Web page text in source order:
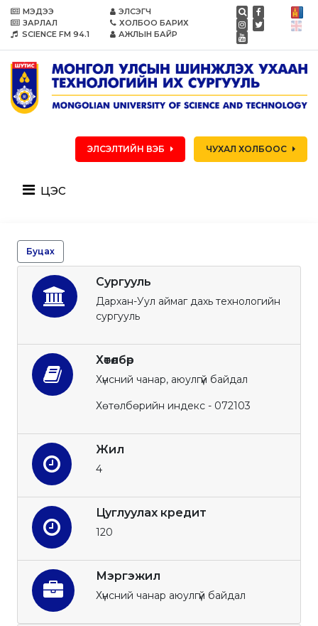
МЭДЭЭ
ЗАРЛАЛ
SCIENCE FM 94.1
ЭЛСЭГЧ
ХОЛБОО БАРИХ
АЖЛЫН БАЙР
ЭЛСЭЛТИЙН ВЭБ ЧУХАЛ ХОЛБООС
цэс
Буцах
Сургууль
Дархан-Уул аймаг дахь технологийн
сургууль
Хөтөлбөр
Хүнсний чанар, аюулгүй байдал
Хөтөлбөрийн индекс - 072103
Жил
4
Цуглуулах кредит
120
Мэргэжил
Хүнсний чанар аюулгүй байдал